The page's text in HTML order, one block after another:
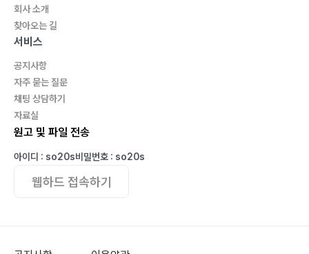
회사 소개
찾아오는 길
서비스
공지사항
자주 묻는 질문
채팅 상담하기
자료실
원고 및 파일 전송
아이디 : so20s비밀번호 : so20s
웹하드 접속하기